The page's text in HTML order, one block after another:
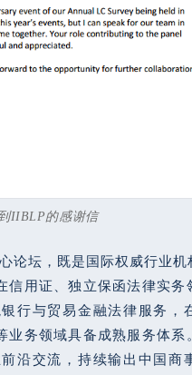
IIBLP的感谢信
论坛，既是国际权威行业机
用证、独立保函法律实务
行与贸易金融法律服务，
业务领域具备成熟服务体系
沿交流，持续输出中国商